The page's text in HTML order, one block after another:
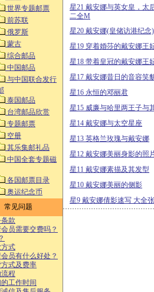
世界专题邮票
前苏联
俄罗斯
蒙古
综合邮品
中国邮品
与中国联合发行
泰国邮品
台湾邮品欣赏
专题邮票
空册
其乐集邮礼品
中国全套专题磁
各国邮票目录
奥运纪念币
常见问题
款
员需要交费吗？
式
员有什么好处？
式及费率
程
工作时间
星21 戴安娜与英女皇，太
二全M
星20 戴安娜(皇储访港纪念
星19 穿着婚莎的戴安娜王
星18 带着皇冠的戴安娜王
星17 戴安娜昔日的音容笑
星16 永恒的邓丽君
星15 威廉与哈里两王子与
星14 戴安娜与太空星座
星13 英格兰玫瑰与戴安娜
星12 戴安娜美丽身影的照
星11 戴安娜素描及其发型
星10 戴安娜美丽的侧影
星9 戴安娜倩影速写 大全张